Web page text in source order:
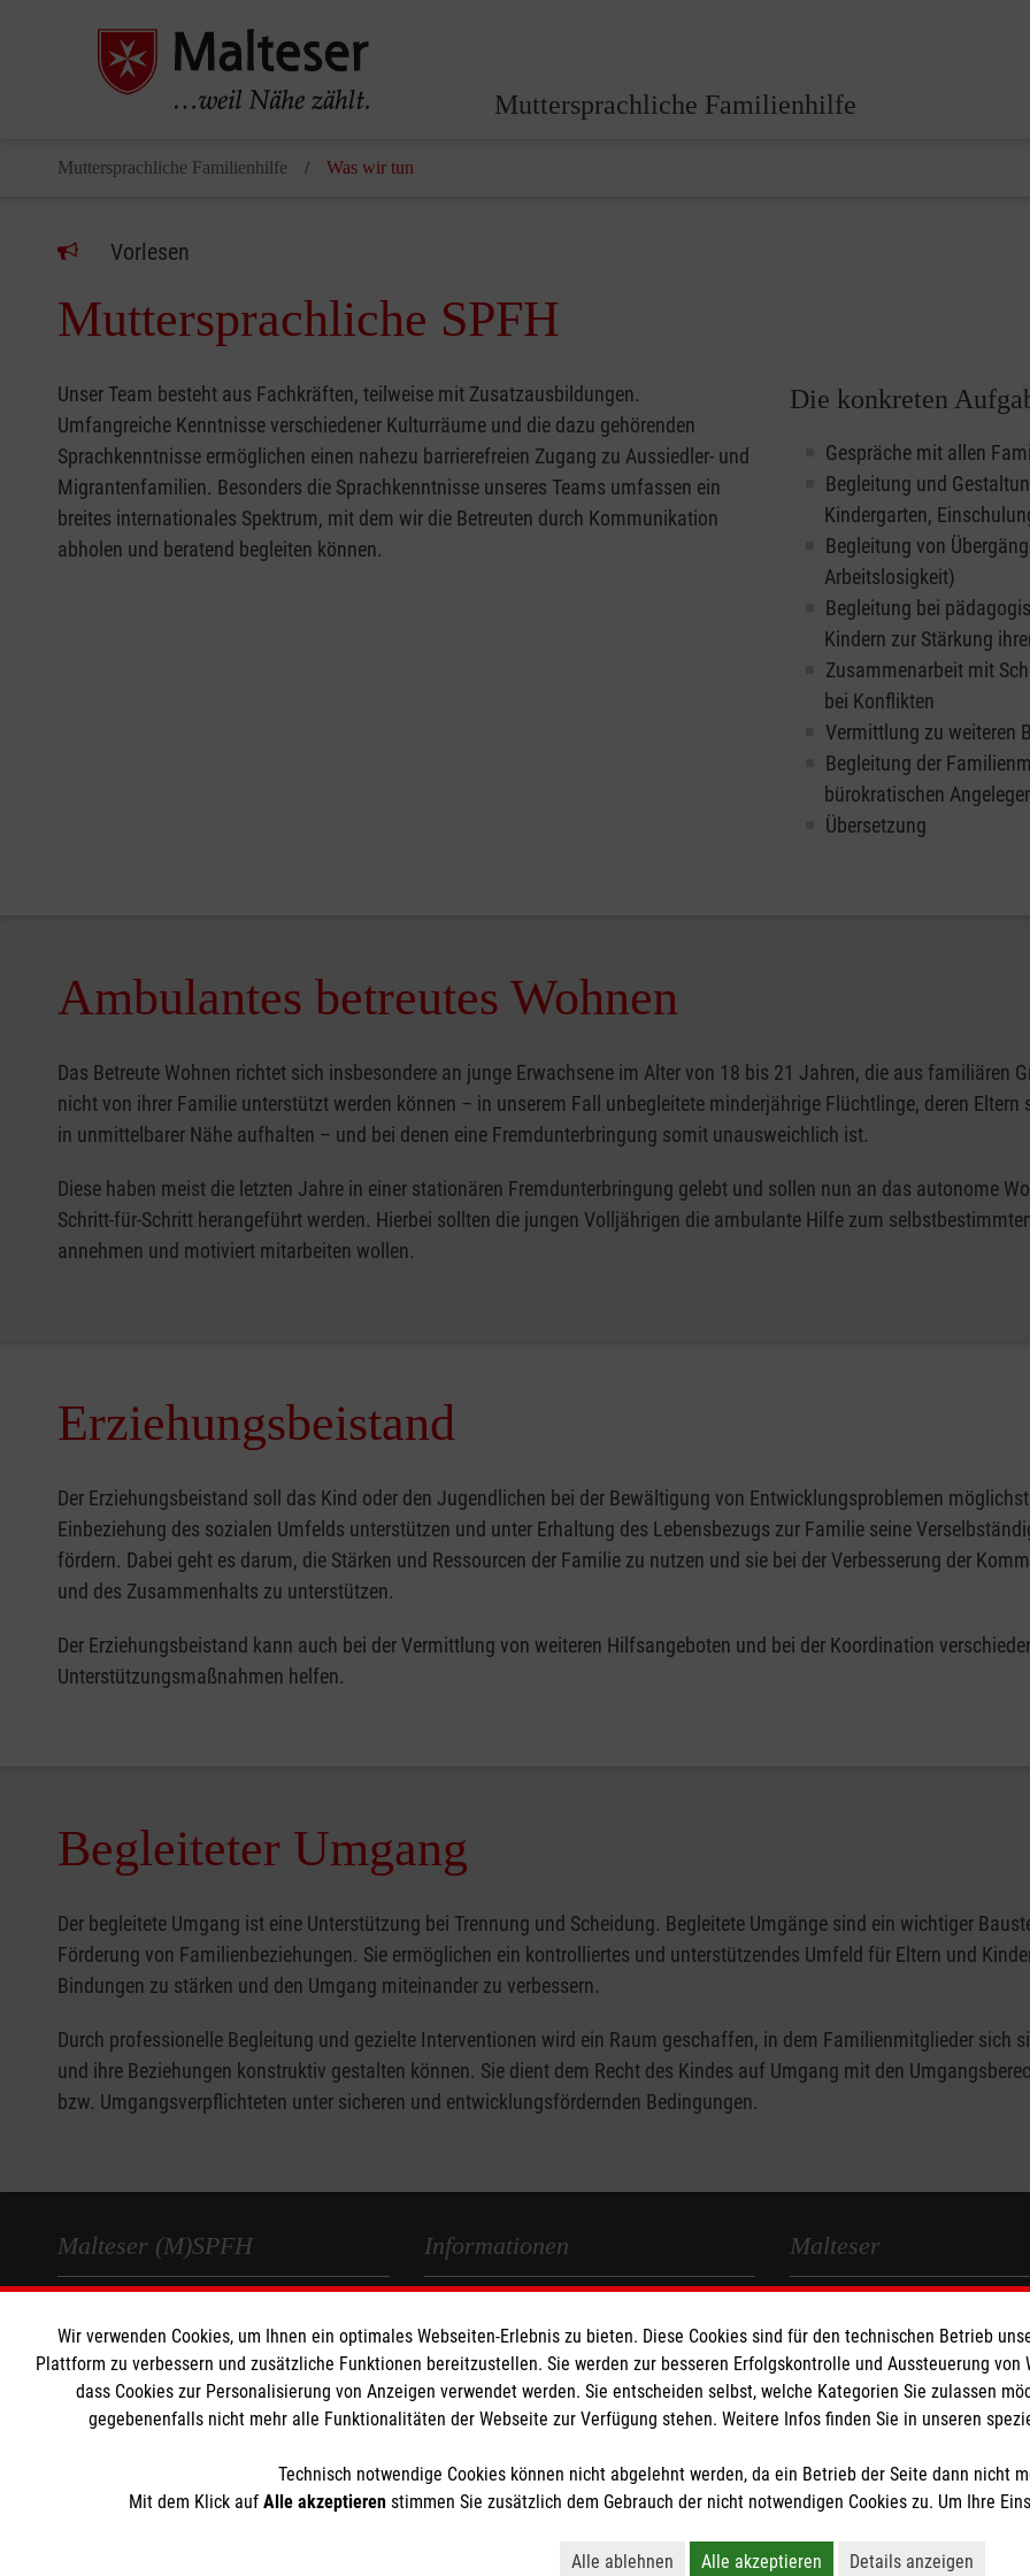
Muttersprachliche Familienhilfe
Muttersprachliche Familienhilfe Was wir tun
Vorlesen
Muttersprachliche SPFH
Unser Team besteht aus Fachkräften, teilweise mit Zusatzausbildungen.
Umfangreiche Kenntnisse verschiedener Kulturräume und die dazu gehörenden
Sprachkenntnisse ermöglichen einen nahezu barrierefreien Zugang zu Aussiedler- und
Migrantenfamilien. Besonders die Sprachkenntnisse unseres Teams umfassen ein
breites internationales Spektrum, mit dem wir die Betreuten durch Kommunikation
abholen und beratend begleiten können.
Die konkreten
Gespräche mit allen
Begleitung und
Kindergarten,
Begleitung von
Arbeitslosigkeit)
Begleitung bei
Kindern zur Stärkung
Zusammenarbeit mit
bei Konflikten
Vermittlung zu weiteren
Begleitung der
bürokratischen
Übersetzung
Ambulantes betreutes Wohnen
Das Betreute Wohnen richtet sich insbesondere an junge Erwachsene im Alter von 18 bis 21 Jahren, die aus familiären
nicht von ihrer Familie unterstützt werden können – in unserem Fall unbegleitete minderjährige Flüchtlinge, deren Eltern
in unmittelbarer Nähe aufhalten – und bei denen eine Fremdunterbringung somit unausweichlich ist.
Diese haben meist die letzten Jahre in einer stationären Fremdunterbringung gelebt und sollen nun an das autonome
Schritt-für-Schritt herangeführt werden. Hierbei sollten die jungen Volljährigen die ambulante Hilfe zum
annehmen und motiviert mitarbeiten wollen.
Erziehungsbeistand
Der Erziehungsbeistand soll das Kind oder den Jugendlichen bei der Bewältigung von Entwicklungsproblemen
Einbeziehung des sozialen Umfelds unterstützen und unter Erhaltung des Lebensbezugs zur Familie seine
fördern. Dabei geht es darum, die Stärken und Ressourcen der Familie zu nutzen und sie bei der Verbesserung der
und des Zusammenhalts zu unterstützen.
Der Erziehungsbeistand kann auch bei der Vermittlung von weiteren Hilfsangeboten und bei der Koordination
Unterstützungsmaßnahmen helfen.
Begleiteter Umgang
Der begleitete Umgang ist eine Unterstützung bei Trennung und Scheidung. Begleitete Umgänge sind ein wichtiger
Förderung von Familienbeziehungen. Sie ermöglichen ein kontrolliertes und unterstützendes Umfeld für Eltern und
Bindungen zu stärken und den Umgang miteinander zu verbessern.
Durch professionelle Begleitung und gezielte Interventionen wird ein Raum geschaffen, in dem Familienmitglieder sich
und ihre Beziehungen konstruktiv gestalten können. Sie dient dem Recht des Kindes auf Umgang mit den
bzw. Umgangsverpflichteten unter sicheren und entwicklungsfördernden Bedingungen.
Malteser (M)SPFH
Unser Auftrag
KONTAKT
Somayyeh Abolhasani
Informationen
Datenschutz
Malteser
Malteser Werke Jugend &
Jobs in der Jugendhilfe
Wir verwenden Cookies, um Ihnen ein optimales Webseiten-Erlebnis zu bieten. Diese Cookies sind für den technischen Betrieb
Plattform zu verbessern und zusätzliche Funktionen bereitzustellen. Sie werden zur besseren Erfolgskontrolle und Aussteuerung von
dass Cookies zur Personalisierung von Anzeigen verwendet werden. Sie entscheiden selbst, welche Kategorien Sie zulassen
gegebenenfalls nicht mehr alle Funktionalitäten der Webseite zur Verfügung stehen. Weitere Infos finden Sie in unseren
Technisch notwendige Cookies können nicht abgelehnt werden, da ein Betrieb der Seite dann nicht
Mit dem Klick auf Alle akzeptieren stimmen Sie zusätzlich dem Gebrauch der nicht notwendigen Cookies zu. Um Ihre
Alle ablehnen Alle akzeptieren Details anzeigen